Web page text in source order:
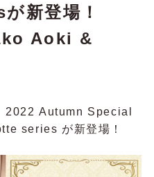
新登場！
Aoki &
Autumn Special
series が新登場！